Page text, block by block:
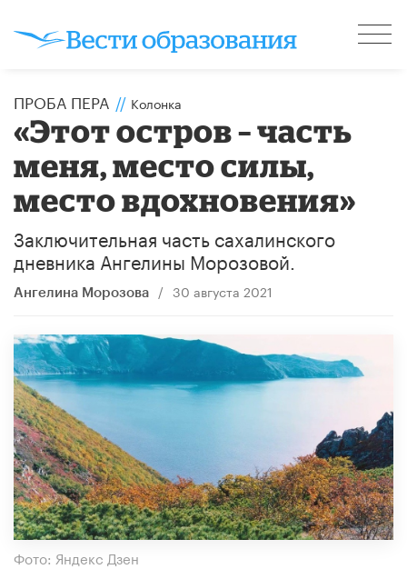
ПРОБА ПЕРА // Колонка
«Этот остров – часть
меня, место силы,
место вдохновения»
Заключительная часть сахалинского
дневника Ангелины Морозовой.
Ангелина Морозова / 30 августа 2021
Фото: Яндекс Дзен